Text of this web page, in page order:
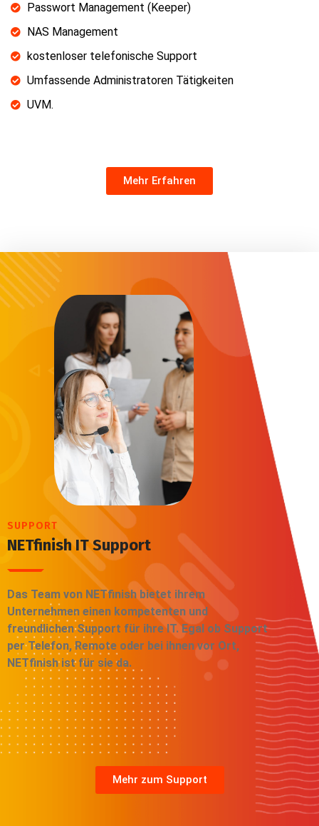
Passwort Management (Keeper)
NAS Management
kostenloser telefonische Support
Umfassende Administratoren Tätigkeiten
UVM.
Mehr Erfahren
SUPPORT
NETfinish IT Support
Das Team von NETfinish bietet ihrem
Unternehmen einen kompetenten und
freundlichen Support für ihre IT. Egal ob Support
per Telefon, Remote oder bei ihnen vor Ort,
NETfinish ist für sie da.
Mehr zum Support